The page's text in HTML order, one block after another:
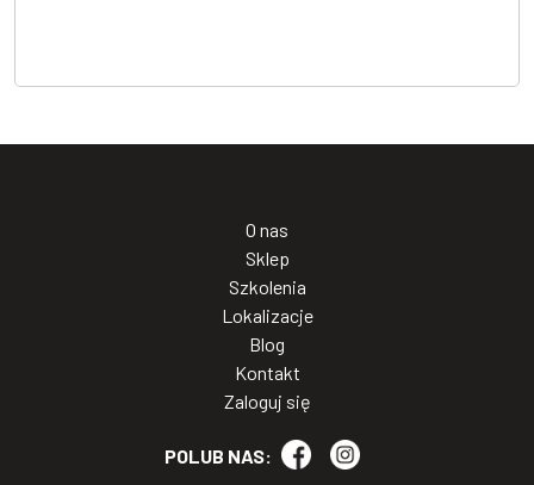
O nas
Sklep
Szkolenia
Lokalizacje
Blog
Kontakt
Zaloguj się
POLUB NAS: